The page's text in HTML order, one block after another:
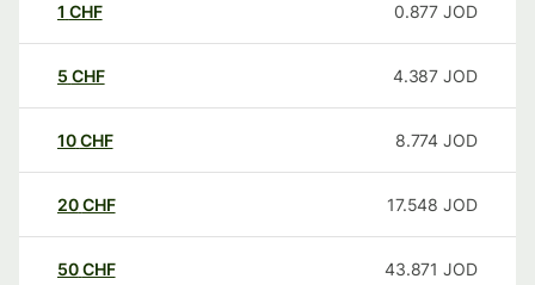
1 CHF 0.877 JOD
5 CHF 4.387 JOD
10CHF 8.774 JOD
20CHF 17.548 JOD
50CHF 43.871 JOD